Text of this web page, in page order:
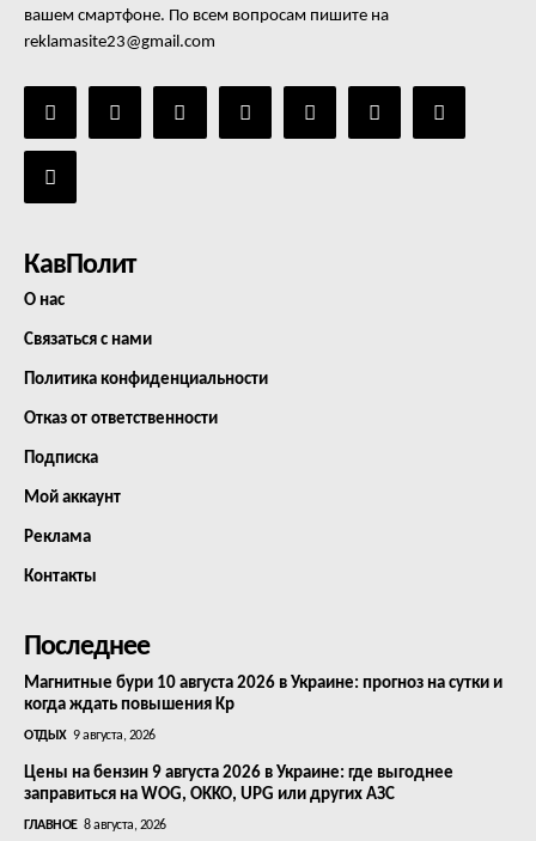
вашем смартфоне. По всем вопросам пишите на
reklamasite23@gmail.com
КавПолит
О нас
Связаться с нами
Политика конфиденциальности
Отказ от ответственности
Подписка
Мой аккаунт
Реклама
Контакты
Последнее
Магнитные бури 10 августа 2026 в Украине: прогноз на сутки и
когда ждать повышения Kp
ОТДЫХ 9 августа, 2026
Цены на бензин 9 августа 2026 в Украине: где выгоднее
заправиться на WOG, OKKO, UPG или других АЗС
ГЛАВНОЕ 8 августа, 2026